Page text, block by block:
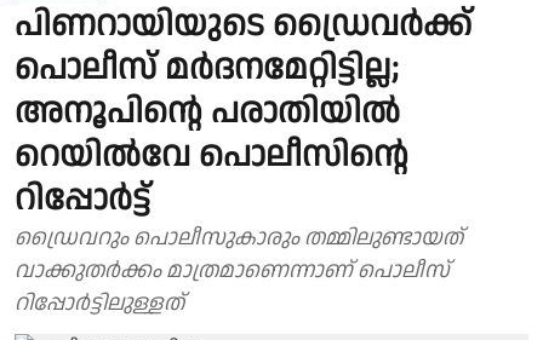
പിണറായിയുടെ ഡ്രൈവര്‍ക്ക്
പൊലീസ് മര്‍ദനമേറ്റിട്ടില്ല;
അനൂപിന്റെ പരാതിയില്‍
റെയില്‍വേ പൊലീസിന്റെ
റിപ്പോര്‍ട്ട്‌
ഡ്രൈവറും പൊലീസുകാരും തമ്മിലുണ്ടായത്
വാക്കുതർക്കം മാത്രമാണെന്നാണ് പൊലീസ്
റിപ്പോർട്ടിലുള്ളത്